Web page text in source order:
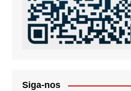
Siga-nos